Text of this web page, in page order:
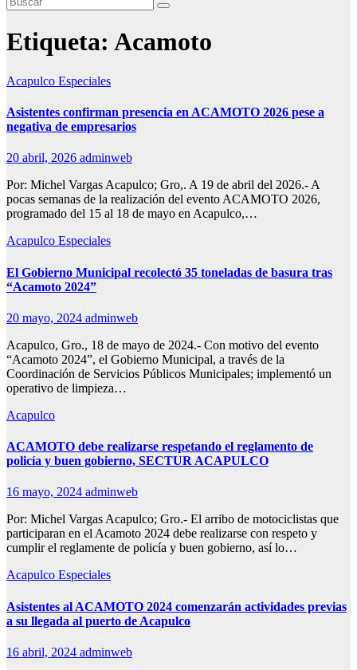
Etiqueta: Acamoto
Acapulco Especiales
Asistentes confirman presencia en ACAMOTO 2026 pese a
negativa de empresarios
20 abril, 2026 adminweb
Por: Michel Vargas Acapulco; Gro,. A 19 de abril del 2026.- A
pocas semanas de la realización del evento ACAMOTO 2026,
programado del 15 al 18 de mayo en Acapulco,…
Acapulco Especiales
El Gobierno Municipal recolectó 35 toneladas de basura tras
“Acamoto 2024”
20 mayo, 2024 adminweb
Acapulco, Gro., 18 de mayo de 2024.- Con motivo del evento
“Acamoto 2024”, el Gobierno Municipal, a través de la
Coordinación de Servicios Públicos Municipales; implementó un
operativo de limpieza…
Acapulco
ACAMOTO debe realizarse respetando el reglamento de
policía y buen gobierno, SECTUR ACAPULCO
16 mayo, 2024 adminweb
Por: Michel Vargas Acapulco; Gro.- El arribo de motociclistas que
participaran en el Acamoto 2024 debe realizarse con respeto y
cumplir el reglamente de policía y buen gobierno, así lo…
Acapulco Especiales
Asistentes al ACAMOTO 2024 comenzarán actividades previas
a su llegada al puerto de Acapulco
16 abril, 2024 adminweb